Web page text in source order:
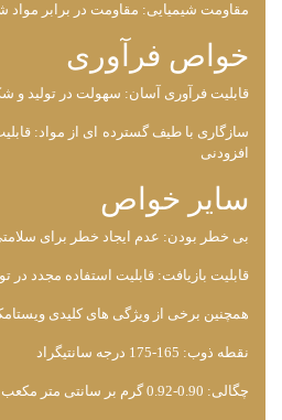
مقاومت شیمیایی: مقاومت در برابر مواد
خواص فرآوری
قابلیت فرآوری آسان: سهولت در تولید و
سازگاری با طیف گسترده ‌ای از مواد:
افزودنی
سایر خواص
بی ‌خطر بودن: عدم ایجاد خطر برای
قابلیت بازیافت: قابلیت استفاده مجدد در
همچنین برخی از ویژگی های کلیدی
نقطه ذوب: 165-175 درجه سانتیگراد
چگالی: 0.90-0.92 گرم بر سانتی ‌متر مکعب